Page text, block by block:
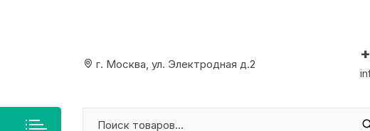
г. Москва, ул. Электродная д.2